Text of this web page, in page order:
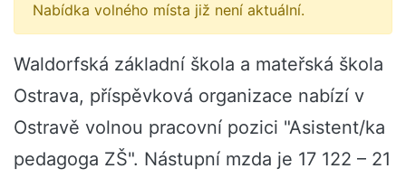
Nabídka volného místa již není aktuální.
Waldorfská základní škola a mateřská škola
Ostrava, příspěvková organizace nabízí v
Ostravě volnou pracovní pozici "Asistent/ka
pedagoga ZŠ". Nástupní mzda je 17 122 – 21